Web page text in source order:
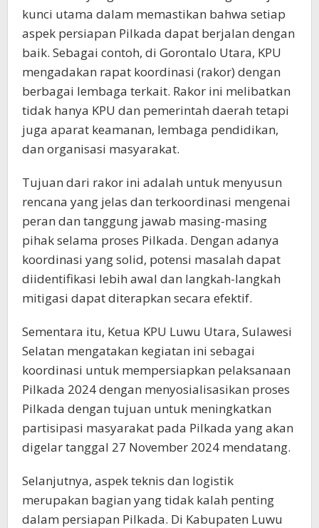
kunci utama dalam memastikan bahwa setiap
aspek persiapan Pilkada dapat berjalan dengan
baik. Sebagai contoh, di Gorontalo Utara, KPU
mengadakan rapat koordinasi (rakor) dengan
berbagai lembaga terkait. Rakor ini melibatkan
tidak hanya KPU dan pemerintah daerah tetapi
juga aparat keamanan, lembaga pendidikan,
dan organisasi masyarakat.
Tujuan dari rakor ini adalah untuk menyusun
rencana yang jelas dan terkoordinasi mengenai
peran dan tanggung jawab masing-masing
pihak selama proses Pilkada. Dengan adanya
koordinasi yang solid, potensi masalah dapat
diidentifikasi lebih awal dan langkah-langkah
mitigasi dapat diterapkan secara efektif.
Sementara itu, Ketua KPU Luwu Utara, Sulawesi
Selatan mengatakan kegiatan ini sebagai
koordinasi untuk mempersiapkan pelaksanaan
Pilkada 2024 dengan menyosialisasikan proses
Pilkada dengan tujuan untuk meningkatkan
partisipasi masyarakat pada Pilkada yang akan
digelar tanggal 27 November 2024 mendatang.
Selanjutnya, aspek teknis dan logistik
merupakan bagian yang tidak kalah penting
dalam persiapan Pilkada. Di Kabupaten Luwu